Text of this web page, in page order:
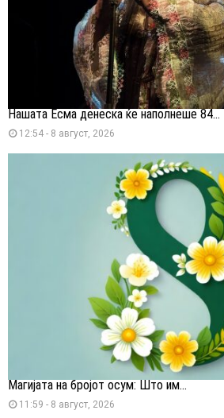
Нашата Есма денеска ќе наполнеше 84...
12:54 - 8 август, 2026
Магијата на бројот осум: Што им...
11:59 - 8 август, 2026